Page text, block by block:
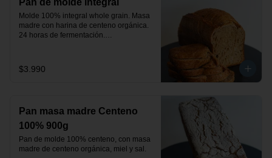
Pan de molde integral
Molde 100% integral whole grain. Masa
madre con harina de centeno orgánica.
24 horas de fermentación.
$3.990
Pan masa madre Centeno
100% 900g
Pan de molde 100% centeno, con masa
madre de centeno orgánica, miel y sal.